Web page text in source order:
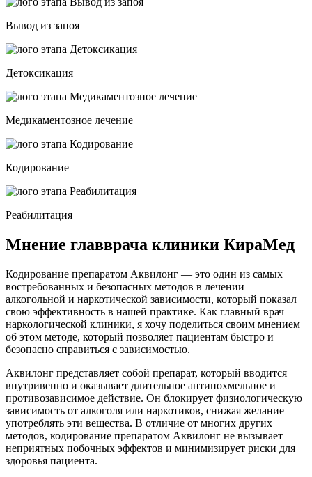
Вывод из запоя
Детоксикация
Медикаментозное лечение
Кодирование
Реабилитация
Мнение главврача клиники КираМед
Кодирование препаратом Аквилонг — это один из самых
востребованных и безопасных методов в лечении
алкогольной и наркотической зависимости, который показал
свою эффективность в нашей практике. Как главный врач
наркологической клиники, я хочу поделиться своим мнением
об этом методе, который позволяет пациентам быстро и
безопасно справиться с зависимостью.
Аквилонг представляет собой препарат, который вводится
внутривенно и оказывает длительное антипохмельное и
противозависимое действие. Он блокирует физиологическую
зависимость от алкоголя или наркотиков, снижая желание
употреблять эти вещества. В отличие от многих других
методов, кодирование препаратом Аквилонг не вызывает
неприятных побочных эффектов и минимизирует риски для
здоровья пациента.